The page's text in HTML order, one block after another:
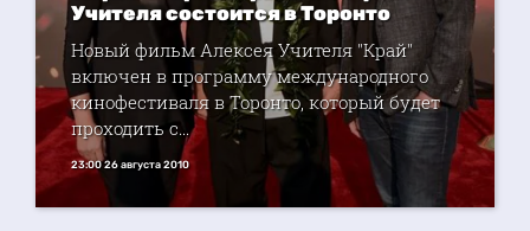
Учителя состоится в Торонто
Новый фильм Алексея Учителя "Край"
включен в программу международного
кинофестиваля в Торонто, который будет
проходить с...
23:00 26 августа 2010